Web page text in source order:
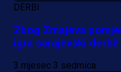
Promo vijesti
Počinje
specijale i
ponudu
DERBI
Zbog Zmajeva
igra sarajevski derbi!
3 mjesec 3 sedmica